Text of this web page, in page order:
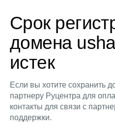
Срок
домена
истек
Если вы хотите сохранить
партнеру Руцентра для
контакты для связи с
поддержки.